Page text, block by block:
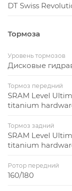
DT Swiss
Тормоза
Уровень тормозов
Дисковые
Тормоз передний
SRAM Level
titanium
Тормоз задний
SRAM Level
titanium
Ротор передний
160/180